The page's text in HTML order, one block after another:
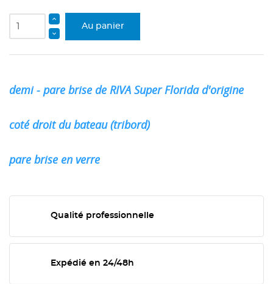
Au panier
demi - pare brise de RIVA Super Florida d'origine
coté droit du bateau (tribord)
pare brise en verre
Qualité professionnelle
Expédié en 24/48h